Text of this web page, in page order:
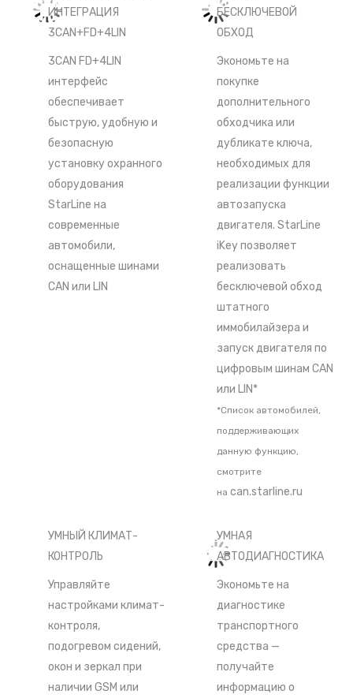
ИНТЕГРАЦИЯ
3CAN+FD+4LIN
3CAN FD+4LIN
интерфейс
обеспечивает
быструю, удобную и
безопасную
установку охранного
оборудования
StarLine на
современные
автомобили,
оснащенные шинами
CAN или LIN
БЕСКЛЮЧЕВОЙ
ОБХОД
Экономьте на
покупке
дополнительного
обходчика или
дубликате ключа,
необходимых для
реализации функции
автозапуска
двигателя. StarLine
iKey позволяет
реализовать
бесключевой обход
штатного
иммобилайзера и
запуск двигателя по
цифровым шинам CAN
или LIN*
*Список автомобилей,
поддерживающих
данную функцию,
смотрите
на can.starline.ru
УМНЫЙ КЛИМАТ-
КОНТРОЛЬ
Управляйте
настройками климат-
контроля,
подогревом сидений,
окон и зеркал при
наличии GSM или
УМНАЯ
АВТОДИАГНОСТИКА
Экономьте на
диагностике
транспортного
средства —
получайте
информацию о